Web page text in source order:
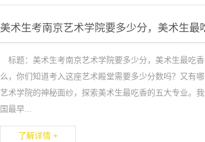
美术生考南京艺术学院要多少分，美术生最
标题：美术生考南京艺术学院要多少分，美术生最吃
么，你们知道考入这座艺术殿堂需要多少分数吗？又有
艺术学院的神秘面纱，探索美术生最吃香的五大专业。
国最早...
了解详情 +